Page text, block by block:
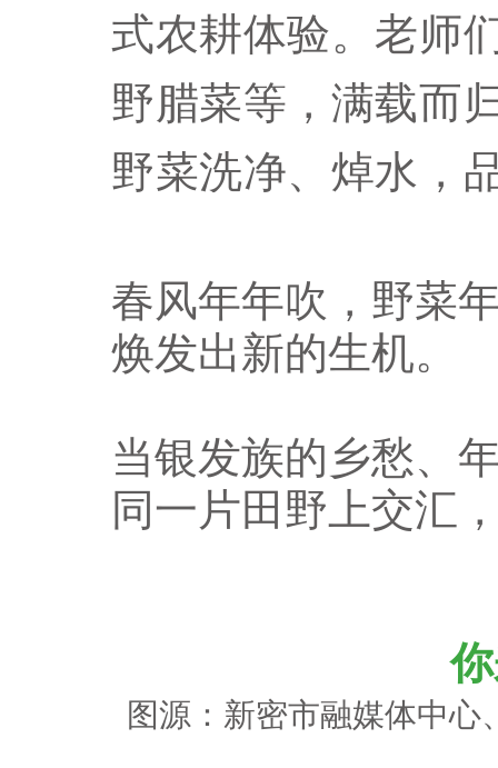
式农耕体验。老师
野腊菜等，满载而
野菜洗净、焯水，
春风年年吹，野菜
焕发出新的生机。
当银发族的乡愁、
同一片田野上交汇
图源：新密市融媒体中心